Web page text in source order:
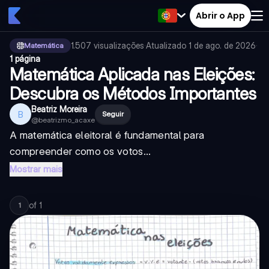
Abrir o App
Matemática 1.507 visualizações·Atualizado 1 de ago. de 2026·
1 página
Matemática Aplicada nas Eleições:
Descubra os Métodos Importantes
B Beatriz Moreira
@beatrizmo_acaxe
Seguir
A matemática eleitoral é fundamental para
compreender como os votos...
Mostrar mais
1 of 1